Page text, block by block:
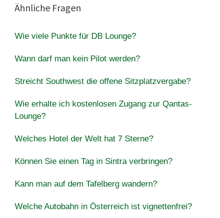
Ähnliche Fragen
Wie viele Punkte für DB Lounge?
Wann darf man kein Pilot werden?
Streicht Southwest die offene Sitzplatzvergabe?
Wie erhalte ich kostenlosen Zugang zur Qantas-
Lounge?
Welches Hotel der Welt hat 7 Sterne?
Können Sie einen Tag in Sintra verbringen?
Kann man auf dem Tafelberg wandern?
Welche Autobahn in Österreich ist vignettenfrei?